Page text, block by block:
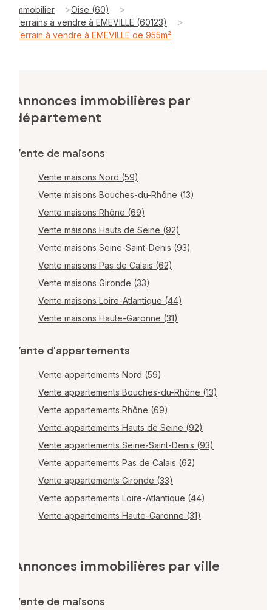
Immobilier >Oise (60) >
Terrains à vendre à EMEVILLE (60123) >
Terrain à vendre à EMEVILLE de 955m²
Annonces immobilières par
département
Vente de maisons
Vente maisons Nord (59)
Vente maisons Bouches-du-Rhône (13)
Vente maisons Rhône (69)
Vente maisons Hauts de Seine (92)
Vente maisons Seine-Saint-Denis (93)
Vente maisons Pas de Calais (62)
Vente maisons Gironde (33)
Vente maisons Loire-Atlantique (44)
Vente maisons Haute-Garonne (31)
Vente d'appartements
Vente appartements Nord (59)
Vente appartements Bouches-du-Rhône (13)
Vente appartements Rhône (69)
Vente appartements Hauts de Seine (92)
Vente appartements Seine-Saint-Denis (93)
Vente appartements Pas de Calais (62)
Vente appartements Gironde (33)
Vente appartements Loire-Atlantique (44)
Vente appartements Haute-Garonne (31)
Annonces immobilières par ville
Vente de maisons